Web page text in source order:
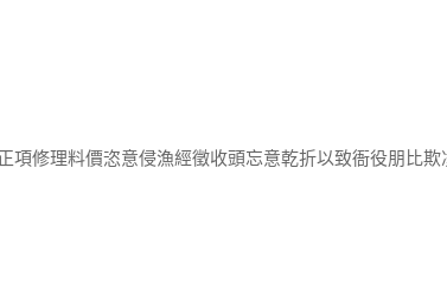
項修理料價恣意侵漁經徵收頭忘意乾折以致衙役朋比欺